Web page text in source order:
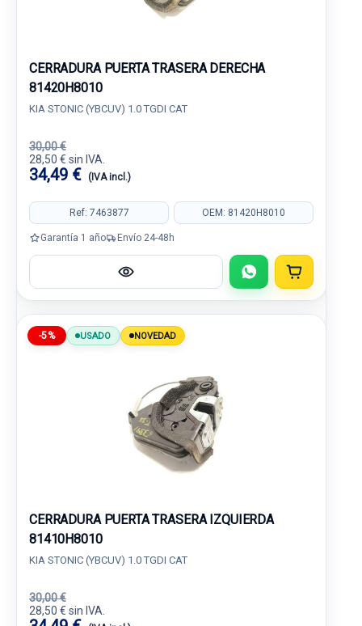
CERRADURA PUERTA TRASERA DERECHA
81420H8010
KIA STONIC (YBCUV) 1.0 TGDI CAT
30,00 €
28,50 € sin IVA.
34,49 € (IVA incl.)
Ref: 7463877 OEM: 81420H8010
Garantía 1 año Envío 24-48h
-5% USADO NOVEDAD
CERRADURA PUERTA TRASERA IZQUIERDA
81410H8010
KIA STONIC (YBCUV) 1.0 TGDI CAT
30,00 €
28,50 € sin IVA.